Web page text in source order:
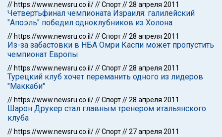
// https://www.newsru.co.il///Спорт//28 апреля 2011
Четвертьфинал чемпионата Израиля: галилейский
"Апоэль" победил одноклубников из Холона
// https://www.newsru.co.il///Спорт//28 апреля 2011
Из-за забастовки в НБА Омри Каспи может пропустить
чемпионат Европы
// https://www.newsru.co.il///Спорт//28 апреля 2011
Турецкий клуб хочет переманить одного из лидеров
"Маккаби"
// https://www.newsru.co.il///Спорт//28 апреля 2011
Шарон Друкер стал главным тренером итальянского
клуба
// https://www.newsru.co.il///Спорт//27 апреля 2011